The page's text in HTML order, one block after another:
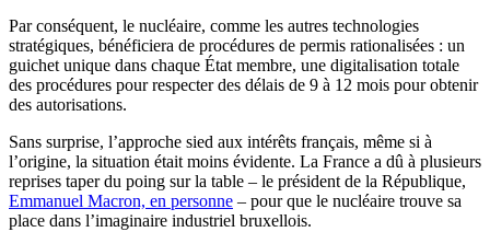
Par conséquent, le nucléaire, comme les autres technologies
stratégiques, bénéficiera de procédures de permis rationalisées : un
guichet unique dans chaque État membre, une digitalisation totale
des procédures pour respecter des délais de 9 à 12 mois pour obtenir
des autorisations.
Sans surprise, l’approche sied aux intérêts français, même si à
l’origine, la situation était moins évidente. La France a dû à plusieurs
reprises taper du poing sur la table – le président de la République,
Emmanuel Macron, en personne – pour que le nucléaire trouve sa
place dans l’imaginaire industriel bruxellois.